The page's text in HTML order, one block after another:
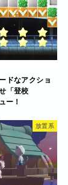
ドなアクショ
「登校
ー！
放置系